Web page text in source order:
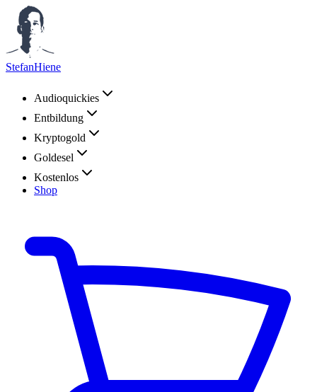
StefanHiene
Audioquickies
Entbildung
Kryptogold
Goldesel
Kostenlos
Shop